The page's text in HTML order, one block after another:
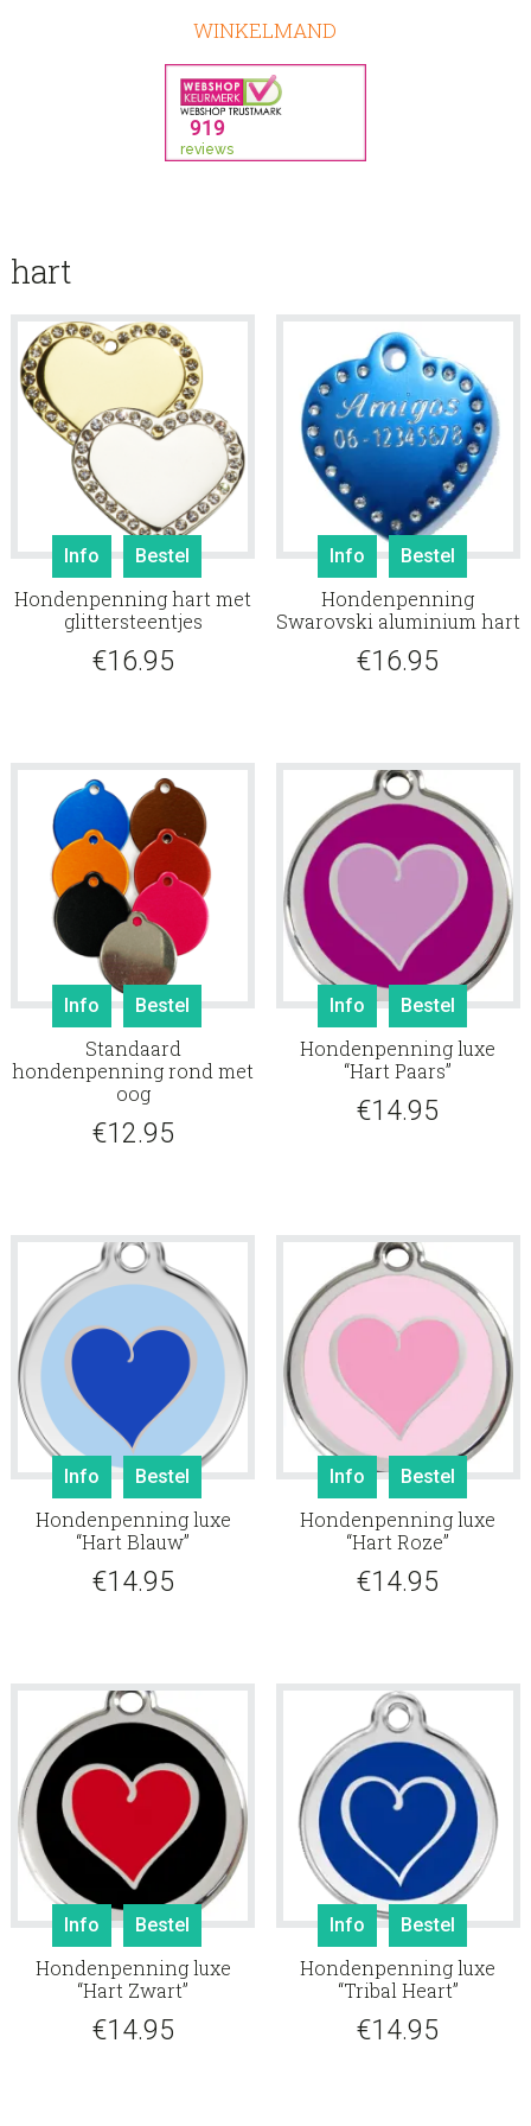
WINKELMAND
hart
Info Bestel
Hondenpenning hart met
glittersteentjes
€16.95
Info Bestel
Hondenpenning
Swarovski aluminium hart
€16.95
Info Bestel
Standaard
hondenpenning rond met
oog
€12.95
Info Bestel
Hondenpenning luxe
“Hart Paars”
€14.95
Info Bestel
Hondenpenning luxe
“Hart Blauw”
€14.95
Info Bestel
Hondenpenning luxe
“Hart Roze”
€14.95
Info Bestel
Hondenpenning luxe
“Hart Zwart”
€14.95
Info Bestel
Hondenpenning luxe
“Tribal Heart”
€14.95